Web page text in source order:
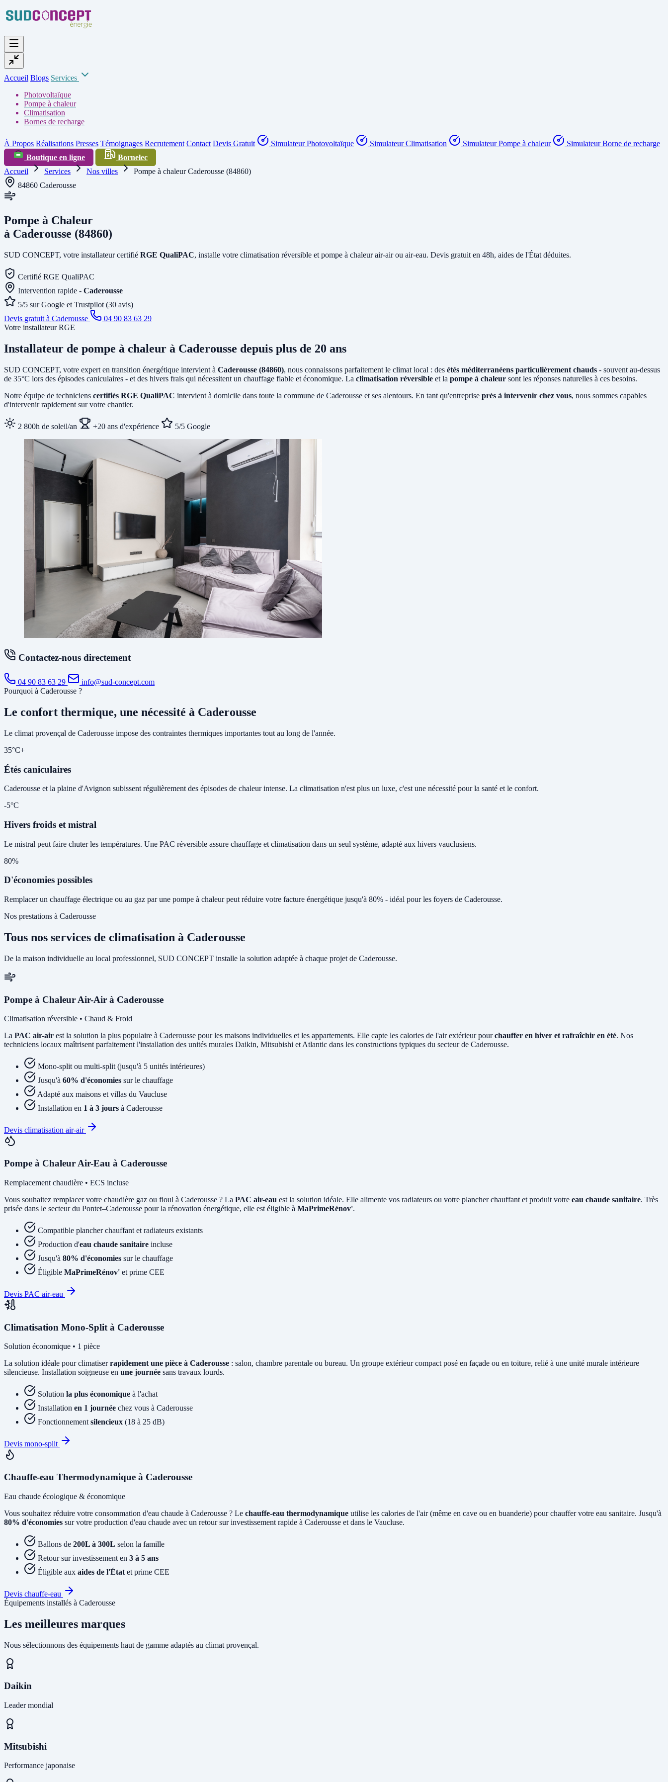
Accueil Blogs Services
Photovoltaïque
Pompe à chaleur
Climatisation
Bornes de recharge
À Propos Réalisations Presses Témoignages Recrutement Contact Devis Gratuit Simulateur Photovoltaïque Simulateur Climatisation Simulateur Pompe à chaleur
Simulateur Borne de recharge
Boutique en ligne
Bornelec
Accueil
Services Nos villes
Pompe à chaleur Caderousse (84860)
84860 Caderousse
Pompe à Chaleur
à Caderousse (84860)
SUD CONCEPT, votre installateur certifié RGE QualiPAC, installe votre climatisation réversible et pompe à chaleur air-air ou air-eau. Devis gratuit en 48h, aides de l'État déduites.
Certifié RGE QualiPAC
Intervention rapide - Caderousse
5/5 sur Google et Trustpilot (30 avis)
Devis gratuit à Caderousse
04 90 83 63 29
Votre installateur RGE
Installateur de pompe à chaleur à Caderousse depuis plus de 20 ans
SUD CONCEPT, votre expert en transition énergétique intervient à Caderousse (84860), nous connaissons parfaitement le climat local : des étés méditerranéens particulièrement chauds - souvent au-dessus
de 35°C lors des épisodes caniculaires - et des hivers frais qui nécessitent un chauffage fiable et économique. La climatisation réversible et la pompe à chaleur sont les réponses naturelles à ces besoins.
Notre équipe de techniciens certifiés RGE QualiPAC intervient à domicile dans toute la commune de Caderousse et ses alentours. En tant qu'entreprise près à intervenir chez vous, nous sommes capables
d'intervenir rapidement sur votre chantier.
2 800h de soleil/an +20 ans d'expérience 5/5 Google
Contactez-nous directement
04 90 83 63 29
info@sud-concept.com
Pourquoi à Caderousse ?
Le confort thermique, une nécessité à Caderousse
Le climat provençal de Caderousse impose des contraintes thermiques importantes tout au long de l'année.
35°C+
Étés caniculaires
Caderousse et la plaine d'Avignon subissent régulièrement des épisodes de chaleur intense. La climatisation n'est plus un luxe, c'est une nécessité pour la santé et le confort.
-5°C
Hivers froids et mistral
Le mistral peut faire chuter les températures. Une PAC réversible assure chauffage et climatisation dans un seul système, adapté aux hivers vauclusiens.
80%
D'économies possibles
Remplacer un chauffage électrique ou au gaz par une pompe à chaleur peut réduire votre facture énergétique jusqu'à 80% - idéal pour les foyers de Caderousse.
Nos prestations à Caderousse
Tous nos services de climatisation à Caderousse
De la maison individuelle au local professionnel, SUD CONCEPT installe la solution adaptée à chaque projet de Caderousse.
Pompe à Chaleur Air-Air à Caderousse
Climatisation réversible • Chaud & Froid
La PAC air-air est la solution la plus populaire à Caderousse pour les maisons individuelles et les appartements. Elle capte les calories de l'air extérieur pourchauffer en hiver et rafraîchir en été. Nos
techniciens locaux maîtrisent parfaitement l'installation des unités murales Daikin, Mitsubishi et Atlantic dans les constructions typiques du secteur de Caderousse.
Mono-split ou multi-split (jusqu'à 5 unités intérieures)
Jusqu'à 60% d'économies sur le chauffage
Adapté aux maisons et villas du Vaucluse
Installation en 1 à 3 jours à Caderousse
Devis climatisation air-air
Pompe à Chaleur Air-Eau à Caderousse
Remplacement chaudière • ECS incluse
Vous souhaitez remplacer votre chaudière gaz ou fioul à Caderousse ? La PAC air-eau est la solution idéale. Elle alimente vos radiateurs ou votre plancher chauffant et produit votre eau chaude sanitaire. Très
prisée dans le secteur du Pontet–Caderousse pour la rénovation énergétique, elle est éligible à MaPrimeRénov'.
Compatible plancher chauffant et radiateurs existants
Production d'eau chaude sanitaire incluse
Jusqu'à 80% d'économies sur le chauffage
Éligible MaPrimeRénov' et prime CEE
Devis PAC air-eau
Climatisation Mono-Split à Caderousse
Solution économique • 1 pièce
La solution idéale pour climatiserrapidement une pièce à Caderousse : salon, chambre parentale ou bureau. Un groupe extérieur compact posé en façade ou en toiture, relié à une unité murale intérieure
silencieuse. Installation soigneuse en une journée sans travaux lourds.
Solution la plus économique à l'achat
Installation en 1 journée chez vous à Caderousse
Fonctionnement silencieux (18 à 25 dB)
Devis mono-split
Chauffe-eau Thermodynamique à Caderousse
Eau chaude écologique & économique
Vous souhaitez réduire votre consommation d'eau chaude à Caderousse ? Le chauffe-eau thermodynamique utilise les calories de l'air (même en cave ou en buanderie) pour chauffer votre eau sanitaire. Jusqu'à
80% d'économies sur votre production d'eau chaude avec un retour sur investissement rapide à Caderousse et dans le Vaucluse.
Ballons de 200L à 300L selon la famille
Retour sur investissement en 3 à 5 ans
Éligible aux aides de l'État et prime CEE
Devis chauffe-eau
Équipements installés à Caderousse
Les meilleures marques
Nous sélectionnons des équipements haut de gamme adaptés au climat provençal.
Daikin
Leader mondial
Mitsubishi
Performance japonaise